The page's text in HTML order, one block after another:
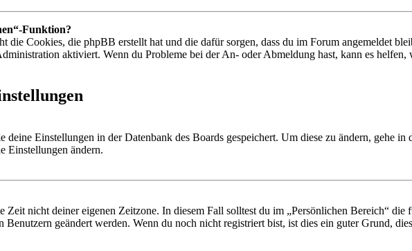
Funktion?
die Cookies, die phpBB erstellt hat und die dafür sorgen, dass du im Forum angemeldet
aktiviert. Wenn du Probleme bei der An- oder Abmeldung hast, kann es
deine Einstellungen in der Datenbank des Boards gespeichert. Um diese zu ändern, gehe
Einstellungen ändern.
Zeit nicht deiner eigenen Zeitzone. In diesem Fall solltest du im „Persönlichen Bereich“
Benutzern geändert werden. Wenn du noch nicht registriert bist, ist dies ein guter Grund,